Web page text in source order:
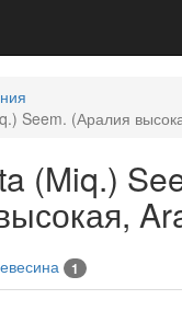
Seem. (Аралия
(Miq.)
1